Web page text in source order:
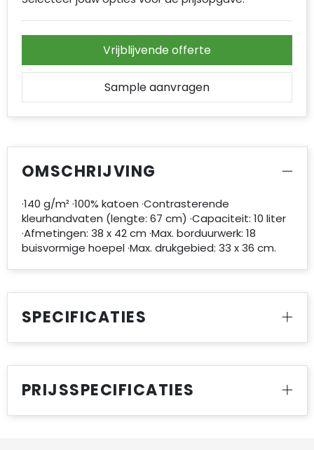
Vrijblijvende offerte
Sample aanvragen
OMSCHRIJVING
·140 g/m² ·100% katoen ·Contrasterende
kleurhandvaten (lengte: 67 cm) ·Capaciteit: 10 liter
·Afmetingen: 38 x 42 cm ·Max. borduurwerk: 18
buisvormige hoepel ·Max. drukgebied: 33 x 36 cm.
SPECIFICATIES
PRIJSSPECIFICATIES